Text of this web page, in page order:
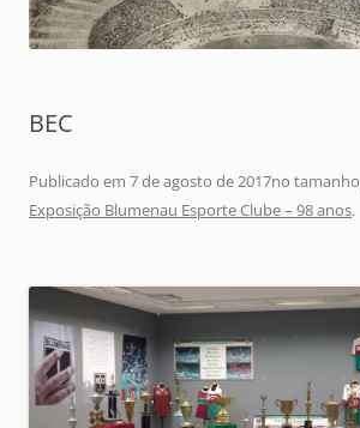
BEC
Publicado em 7 de agosto de 2017no tamanho
Exposição Blumenau Esporte Clube – 98 anos.